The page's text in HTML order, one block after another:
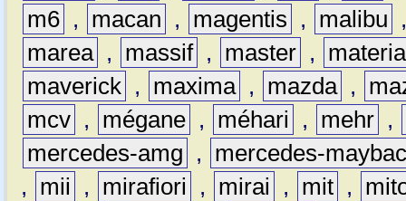
m6 , macan , magentis , malibu
marea , massif , master ,
materia
maverick , maxima , mazda ,
mcv , mégane , méhari , mehr ,
mercedes-amg
,
mercedes-
,
mii , mirafiori , mirai , mit ,